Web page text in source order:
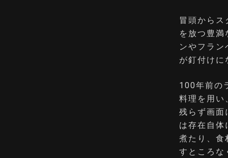
冒頭から
を放つ豊
ンやフラ
が釘付け
100年前の
料理を用い
残らず画面
は存在自体
煮たり、食
すところな